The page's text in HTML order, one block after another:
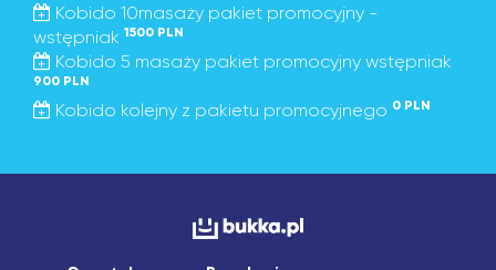
Kobido 10masaży pakiet promocyjny -
wstępniak 1500 PLN
Kobido 5 masaży pakiet promocyjny wstępniak
900 PLN
Kobido kolejny z pakietu promocyjnego 0 PLN